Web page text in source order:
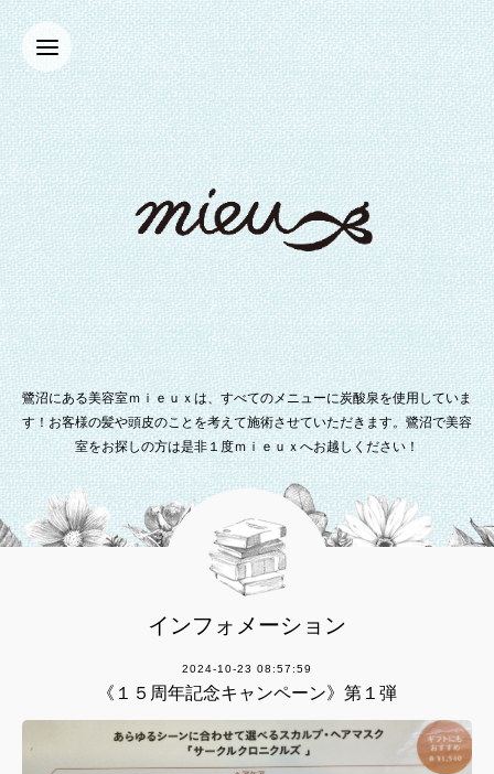
鷺沼にある美容室ｍｉｅｕｘは、すべてのメニューに炭酸泉を使用していま
す！お客様の髪や頭皮のことを考えて施術させていただきます。鷺沼で美容
室をお探しの方は是非１度ｍｉｅｕｘへお越しください！
インフォメーション
2024-10-23 08:57:59
《１５周年記念キャンペーン》第１弾